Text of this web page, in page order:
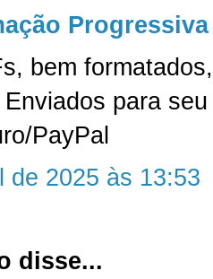
Progressiva
bem
para
PayPal
de 2025 às 13:53
disse...